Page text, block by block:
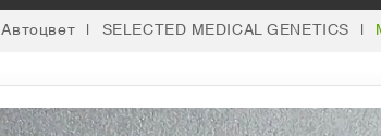
Автоцвет SELECTED MEDICAL GENETICS